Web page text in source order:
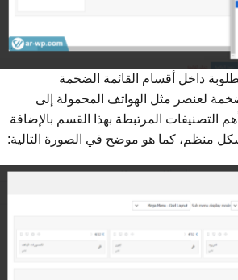
لعنصر مثل الهواتف المحمولة إلى
المرتبطة بهذا القسم بالإضافة
بشكل منظم، كما هو موضح في الصورة التالية: